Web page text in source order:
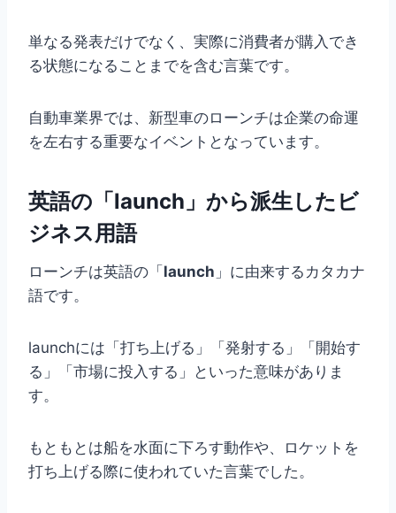
単なる発表だけでなく、実際に消費者が購入でき
る状態になることまでを含む言葉です。
自動車業界では、新型車のローンチは企業の命運
を左右する重要なイベントとなっています。
英語の「launch」から派生したビ
ジネス用語
ローンチは英語の「 launch 」に由来するカタカナ
語です。
launchには「打ち上げる」「発射する」「開始す
る」「市場に投入する」といった意味がありま
す。
もともとは船を水面に下ろす動作や、ロケットを
打ち上げる際に使われていた言葉でした。